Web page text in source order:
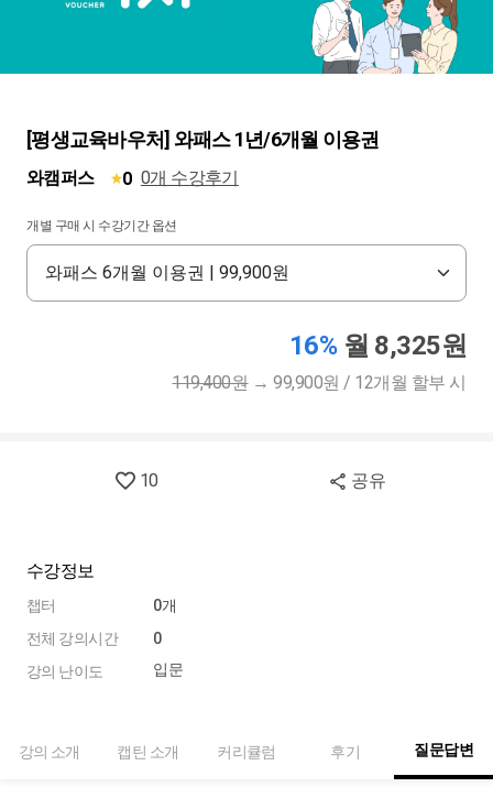
[평생교육바우처] 와패스 1년/6개월 이용권
와캠퍼스 0 0개 수강후기
개별 구매 시 수강기간 옵션
16% 월 8,325원
119,400원→99,900원 / 12개월 할부 시
10 공유
수강정보
챕터
전체 강의시간
강의 난이도
0개
0
입문
강의 소개 캡틴 소개 커리큘럼 후기 질문답변